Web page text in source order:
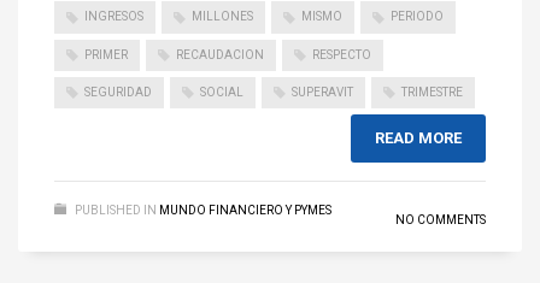
INGRESOS MILLONES MISMO PERIODO
PRIMER RECAUDACION RESPECTO
SEGURIDAD SOCIAL SUPERAVIT TRIMESTRE
READ MORE
PUBLISHED IN MUNDO FINANCIERO Y PYMES
NO COMMENTS